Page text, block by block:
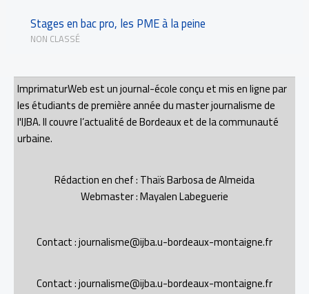
Stages en bac pro, les PME à la peine
NON CLASSÉ
ImprimaturWeb est un journal-école conçu et mis en ligne par
les étudiants de première année du master journalisme de
l'IJBA. Il couvre l’actualité de Bordeaux et de la communauté
urbaine.
Rédaction en chef : Thaïs Barbosa de Almeida
Webmaster : Mayalen Labeguerie
Contact : journalisme@ijba.u-bordeaux-montaigne.fr
Contact : journalisme@ijba.u-bordeaux-montaigne.fr